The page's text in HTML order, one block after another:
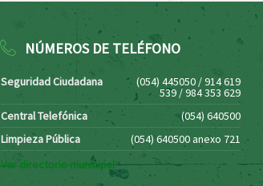
NÚMEROS DE TELÉFONO
Seguridad Ciudadana (054) 445050 / 914 619
539 / 984 353 629
Central Telefónica
(054) 640500
Limpieza Pública
(054) 640500 anexo 721
Ver directorio municipal